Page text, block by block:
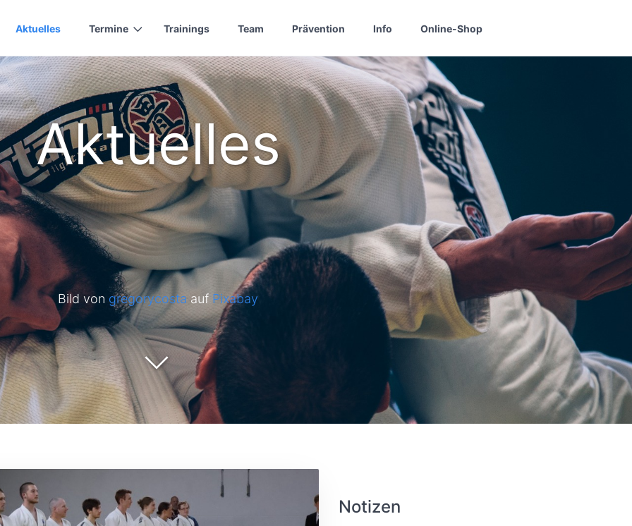
Aktuelles Termine Trainings Team Prävention Info Online-Shop
Aktuelles
Bild von gregorycosta auf Pixabay
Notizen